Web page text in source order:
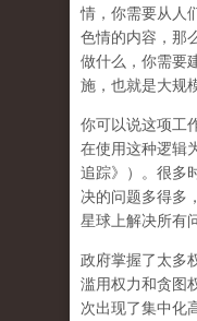
情，你需要从人
色情的内容，那
做什么，你需要
施，也就是大规
你可以说这项工
在使用这种逻辑
追踪》）。 很多
决的问题多得多
星球上解决所有
政府掌握了太多
滥用权力和贪图
次出现了集中化